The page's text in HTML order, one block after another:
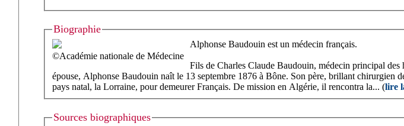
Biographie
©Académie nationale de Médecine
Alphonse Baudouin est un médecin français.
Fils de Charles Claude Baudouin, médecin principal
épouse, Alphonse Baudouin naît le 13 septembre 1876 à Bône. Son père, brillant chirurgien
pays natal, la Lorraine, pour demeurer Français. De mission en Algérie, il rencontra la... (lire
Sources biographiques